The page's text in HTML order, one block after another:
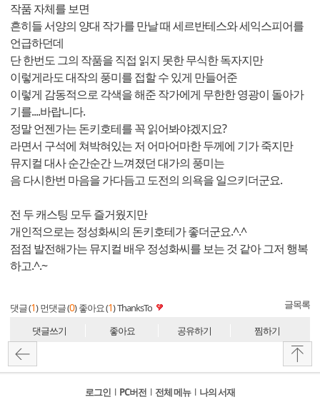
작품 자체를 보면
흔히들 서양의 양대 작가를 만날 때 세르반테스와 세익스피어를
언급하던데
단 한번도 그의 작품을 직접 읽지 못한 무식한 독자지만
이렇게라도 대작의 풍미를 접할 수 있게 만들어준
이렇게 감동적으로 각색을 해준 작가에게 무한한 영광이 돌아가
기를....바랍니다.
정말 언젠가는 돈키호테를 꼭 읽어봐야겠지요?
라면서 구석에 쳐박혀있는 저 어마어마한 두께에 기가 죽지만
뮤지컬 대사 순간순간 느껴졌던 대가의 풍미는
음 다시한번 마음을 가다듬고 도전의 의욕을 일으키더군요.
전 두 캐스팅 모두 즐거웠지만
개인적으로는 정성화씨의 돈키호테가 좋더군요.^.^
점점 발전해가는 뮤지컬 배우 정성화씨를 보는 것 같아 그저 행복
하고.^.~
댓글 (1) 먼댓글 (0) 좋아요 (1)ThanksTo 글목록
댓글쓰기 좋아요 공유하기 찜하기
로그인 l PC버전 l 전체 메뉴 l 나의 서재